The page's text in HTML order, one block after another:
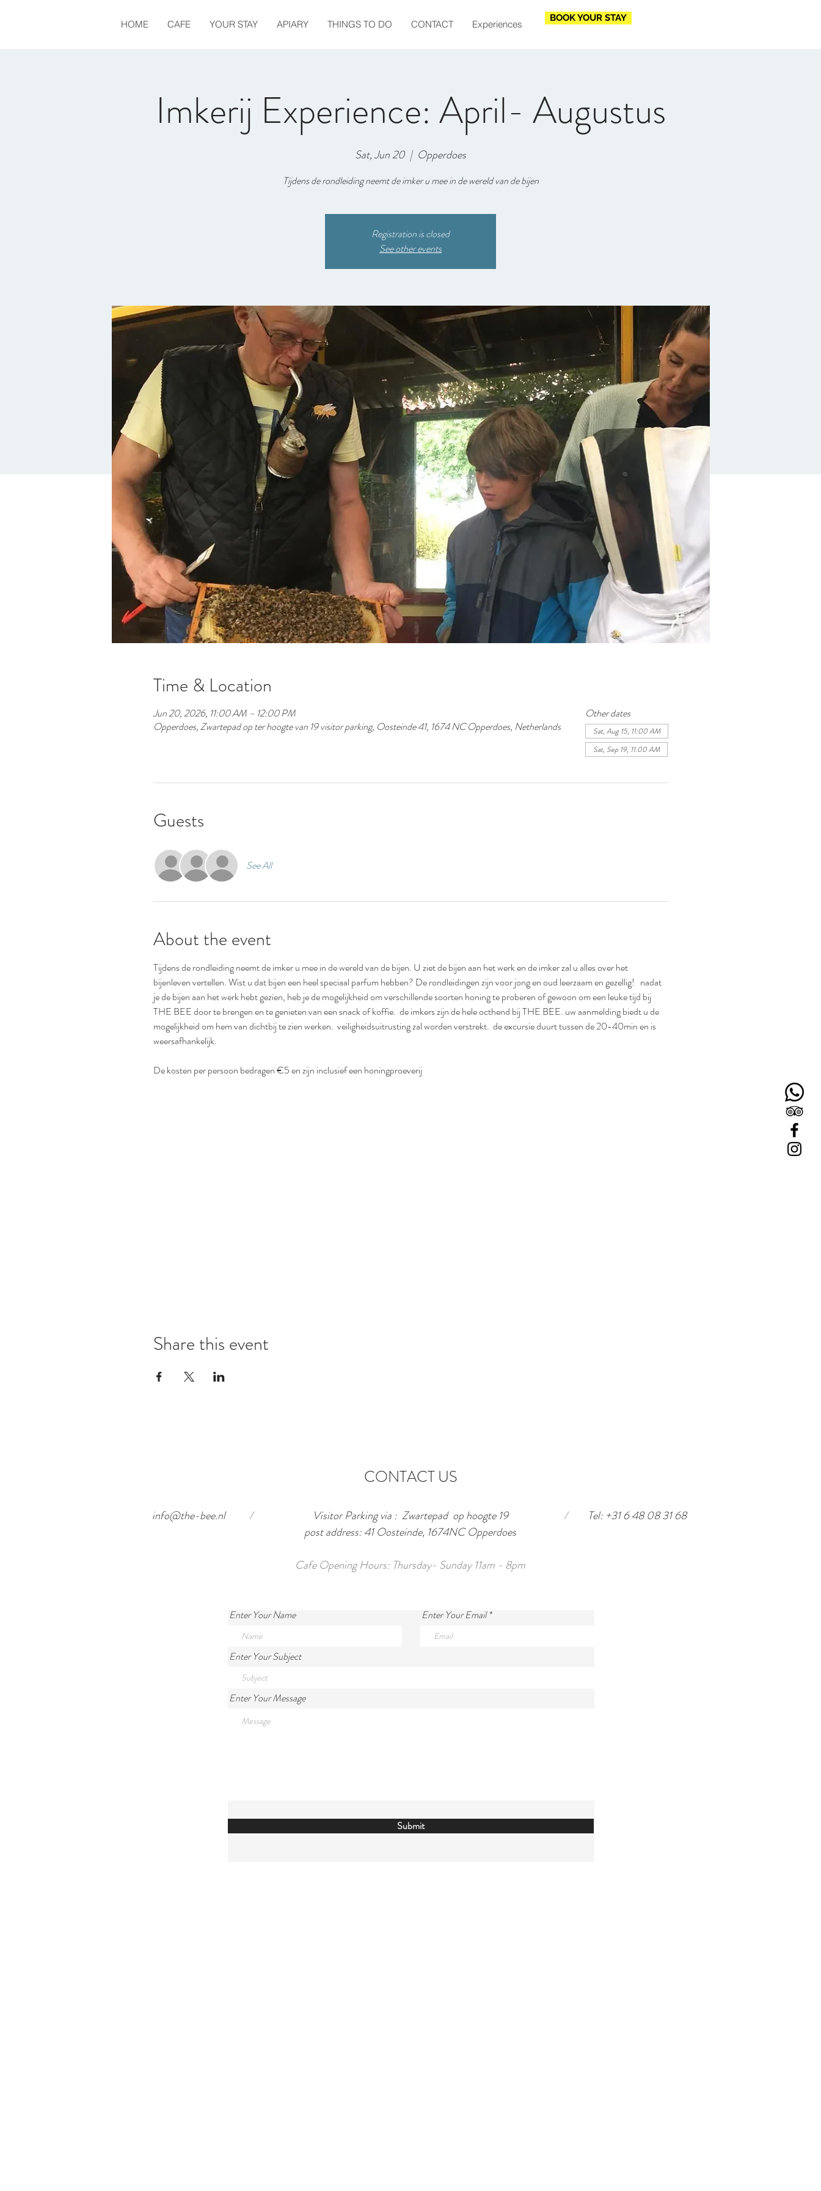
HOME CAFE YOUR STAY APIARY THINGS TO DO CONTACT Experiences
BOOK YOUR STAY
Imkerij Experience: April- Augustus
Sat, Jun 20
  |
Opperdoes
Tijdens de rondleiding neemt de imker u mee in de wereld van de bijen
Registration is closed
See other events
Time & Location
Jun 20, 2026, 11:00 AM – 12:00 PM
Opperdoes, Zwartepad op ter hoogte van 19 visitor parking, Oosteinde 41, 1674 NC Opperdoes, Netherlands
Other dates
Sat, Aug 15, 11:00 AM
Sat, Sep 19, 11:00 AM
Guests
See All
About the event
Tijdens de rondleiding neemt de imker u mee in de wereld van de bijen. U ziet de bijen aan het werk en de imker zal u alles over het
bijenleven vertellen. Wist u dat bijen een heel speciaal parfum hebben? De rondleidingen zijn voor jong en oud leerzaam en gezellig!   nadat
je de bijen aan het werk hebt gezien, heb je de mogelijkheid om verschillende soorten honing te proberen of gewoon om een leuke tijd bij
THE BEE door te brengen en te genieten van een snack of koffie.  de imkers zijn de hele octhend bij THE BEE. uw aanmelding biedt u de
mogelijkheid om hem van dichtbij te zien werken.  veiligheidsuitrusting zal worden verstrekt.  de excursie duurt tussen de 20-40min en is
weersafhankelijk.
De kosten per persoon bedragen €5 en zijn inclusief een honingproeverij
Share this event
CONTACT US
Tel: +31 6 48 08 31 68
info@the-bee.nl
Visitor Parking via : Zwartepad op hoogte 19
post address: 41 Oosteinde, 1674NC Opperdoes
Cafe Opening Hours: Thursday- Sunday 11am - 8pm
/ /
Enter Your Name Enter Your Email
Enter Your Subject
Enter Your Message
Submit